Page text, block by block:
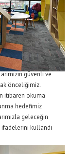
güvenli ve
önceliğimiz.
itibaren okuma
hedefimiz
geleceğin
ifadelerini kullandı